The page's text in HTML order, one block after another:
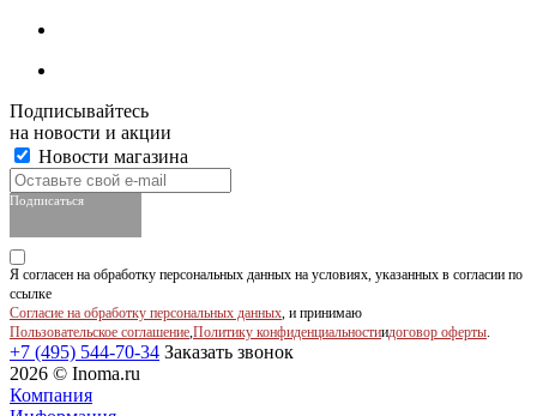
Подписывайтесь
на новости и акции
Новости магазина
Подписаться
Я согласен на обработку персональных данных на условиях, указанных в согласии по
ссылке
Согласие на обработку персональных данных, и принимаю
Пользовательское соглашение,Политику конфиденциальностиидоговор оферты.
+7 (495) 544-70-34 Заказать звонок
2026 © Inoma.ru
Компания